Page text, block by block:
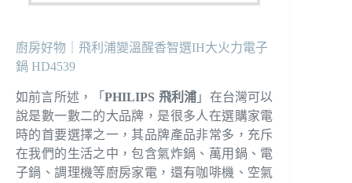
廚房好物｜飛利浦變溫醒香智選IH大火力電子
鍋 HD4539
如前言所述，「PHILIPS 飛利浦 」在台灣可以
說是數一數二的大品牌，是很多人在選購家電
時的首要選擇之一，其品牌產品非常多，充斥
在我們的生活之中，包含氣炸鍋、萬用鍋、電
子鍋、調理機等廚房家電，還有咖啡機、空氣